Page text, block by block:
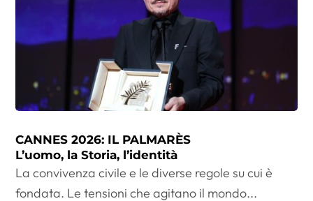
CANNES 2026: IL PALMARÈS
L’uomo, la Storia, l’identità
La convivenza civile e le diverse regole su cui è
fondata. Le tensioni che agitano il mondo...